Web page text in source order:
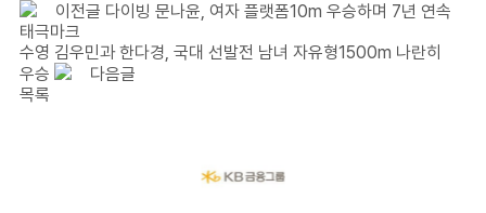
이전글 다이빙 문나윤, 여자 플랫폼10m 우승하며 7년 연속
태극마크
수영 김우민과 한다경, 국대 선발전 남녀 자유형1500m 나란히
우승
다음글
목록